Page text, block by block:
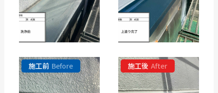
施工前 Before 施工後 After